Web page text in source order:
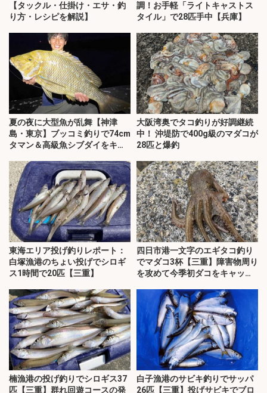
【タックル・仕掛け・エサ・釣
り方・レシピを解説】
調！お手軽「ライトキャストス
タイル」で28匹手中【兵庫】
夏の夜に大型魚が乱舞【神津
島・東京】ブッコミ釣りで74cm
タマン＆高級魚シブダイをキャ
大阪湾奥でタコ釣りが好調継続
中！ 沖堤防で400g級のマダコが
28匹と爆釣
東海エリア投げ釣りレポート：
白塚漁港のちょい投げでシロギ
ス1時間で20匹【三重】
四日市港一文字のエギタコ釣り
でマダコ3杯【三重】障害物周り
を攻めて今季初ダコをキャッ
楠漁港の投げ釣りでシロギス37
匹【三重】群れ回遊コースの発
白子漁港のサビキ釣りでサッパ
26匹【三重】投げサビキでブロ